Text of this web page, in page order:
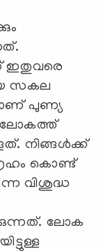
ഇതുവരെ
സകല
പുണ്യ
ലോകത്ത്
നിങ്ങള്‍ക്ക്
കൊണ്ട്
വിശുദ്ധ
ലോക